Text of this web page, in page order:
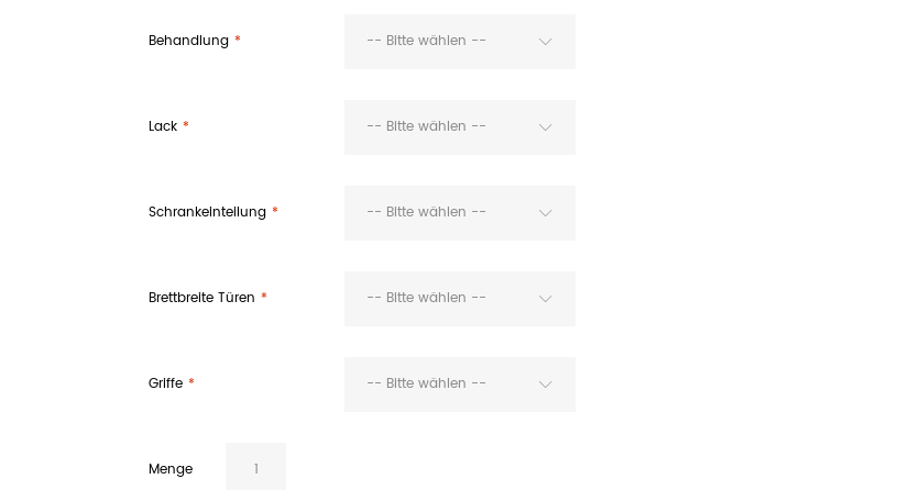
Behandlung -- Bitte wählen --
Lack -- Bitte wählen --
Schrankeinteilung -- Bitte wählen --
Brettbreite Türen -- Bitte wählen --
Griffe -- Bitte wählen --
Menge